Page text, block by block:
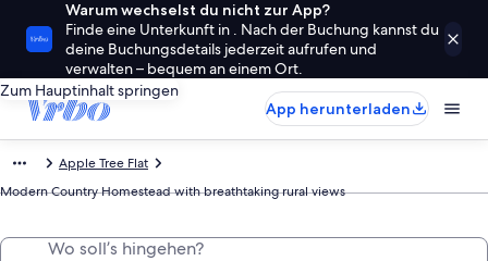
Warum wechselst du nicht zur App?
Finde eine Unterkunft in . Nach der Buchung kannst du
deine Buchungsdetails jederzeit aufrufen und
verwalten – bequem an einem Ort.
Zum Hauptinhalt springen
App herunterladen
Apple Tree Flat
Modern Country Homestead with breathtaking rural views
Wo soll’s hingehen?